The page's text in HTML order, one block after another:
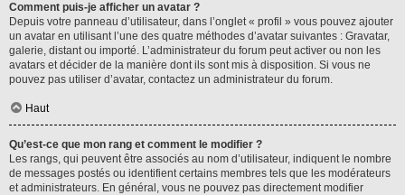
Comment puis-je afficher un avatar ?
Depuis votre panneau d’utilisateur, dans l’onglet « profil » vous pouvez ajouter
un avatar en utilisant l’une des quatre méthodes d’avatar suivantes : Gravatar,
galerie, distant ou importé. L’administrateur du forum peut activer ou non les
avatars et décider de la manière dont ils sont mis à disposition. Si vous ne
pouvez pas utiliser d’avatar, contactez un administrateur du forum.
Haut
Qu’est-ce que mon rang et comment le modifier ?
Les rangs, qui peuvent être associés au nom d’utilisateur, indiquent le nombre
de messages postés ou identifient certains membres tels que les modérateurs
et administrateurs. En général, vous ne pouvez pas directement modifier